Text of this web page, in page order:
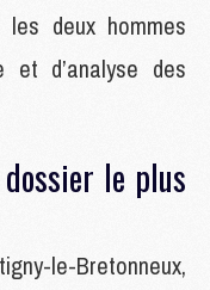
les deux hommes
et d’analyse des
le plus
le-Bretonneux,